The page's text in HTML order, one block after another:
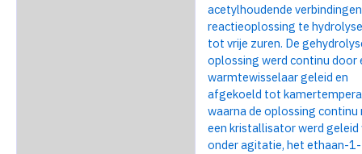
acetylhoudende
reactieoplossing te
tot vrije zuren. De
oplossing werd continu door
warmtewisselaar geleid en
afgekoeld tot
waarna de oplossing continu
een kristallisator werd geleid
onder agitatie, het ethaan-1-